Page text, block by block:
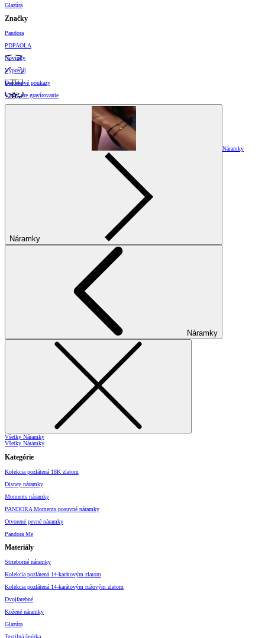
Glazúra
Značky
Pandora
PDPAOLA
Novinky
Výpredaj
Darčekové poukazy
Vzory pre gravírovanie
Náramky
Náramky
Náramky
Všetky Náramky
Všetky Náramky
Kategórie
Kolekcia pozlátená 18K zlatom
Disney náramky
Moments náramky
PANDORA Moments posuvné náramky
Otvorené pevné náramky
Pandora Me
Materiály
Strieborné náramky
Kolekcia pozlátená 14-karátovým zlatom
Kolekcia pozlátená 14-karátovým ružovým zlatom
Dvojfarebné
Kožené náramky
Glazúra
Textilná šnúrka